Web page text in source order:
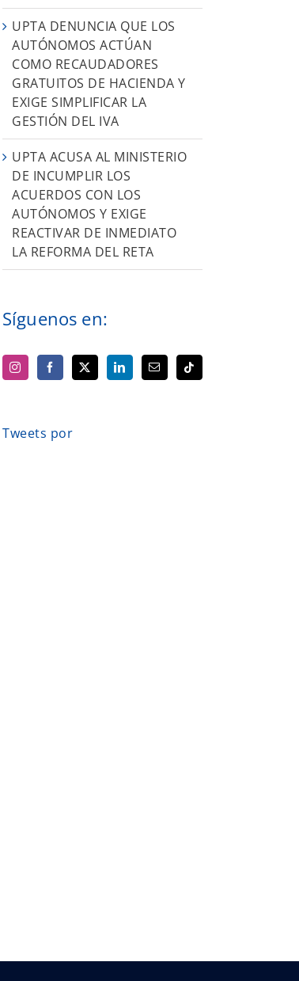
UPTA DENUNCIA QUE LOS
AUTÓNOMOS ACTÚAN
COMO RECAUDADORES
GRATUITOS DE HACIENDA Y
EXIGE SIMPLIFICAR LA
GESTIÓN DEL IVA
UPTA ACUSA AL MINISTERIO
DE INCUMPLIR LOS
ACUERDOS CON LOS
AUTÓNOMOS Y EXIGE
REACTIVAR DE INMEDIATO
LA REFORMA DEL RETA
Síguenos en:
Tweets por